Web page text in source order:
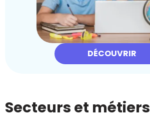
DÉCOUVRIR
Secteurs et métiers